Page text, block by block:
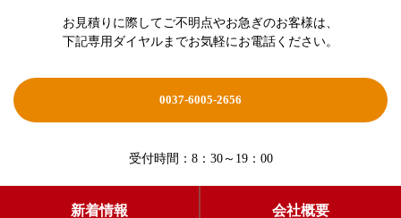
お見積りに際してご不明点やお急ぎのお客様は、
下記専用ダイヤルまでお気軽にお電話ください。
0037-6005-2656
受付時間：8：30～19：00
新着情報 会社概要